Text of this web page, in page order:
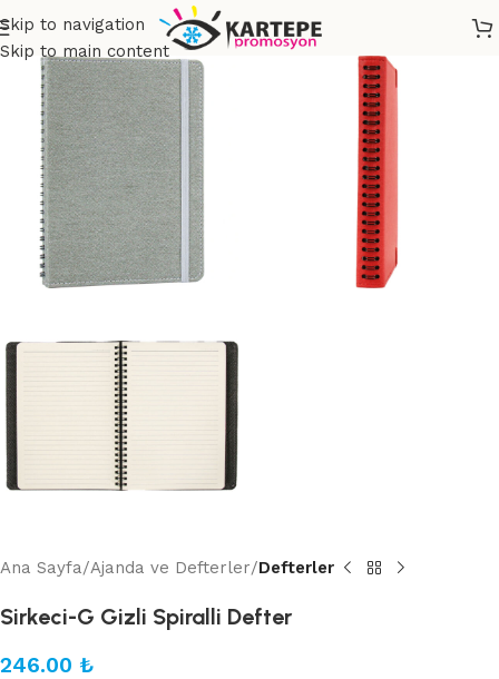
Skip to navigation
Skip to main content
Ana Sayfa Ajanda ve Defterler Defterler
Sirkeci-G Gizli Spiralli Defter
246.00 ₺